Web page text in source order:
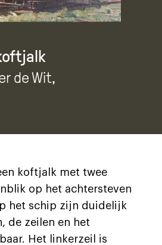
de Wit,
koftjalk met twee
op het achtersteven
het schip zijn duidelijk
de zeilen en het
Het linkerzeil is